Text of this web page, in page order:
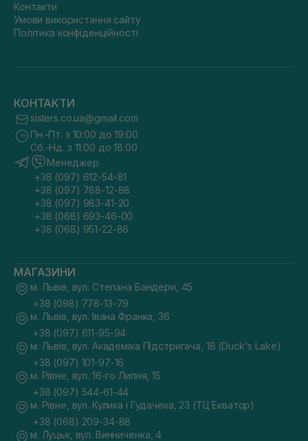
Контакти
Умови використання сайту
Політика конфіденційності
КОНТАКТИ
sisters.co.ua@gmail.com
Пн.-Пт. з 10:00 до 19:00
Сб.-Нд. з 11:00 до 18:00
Менеджер
+38 (097) 612-54-81
+38 (097) 788-12-88
+38 (097) 983-41-20
+38 (068) 693-46-00
+38 (068) 951-22-86
МАГАЗИНИ
м. Львів, вул. Степана Бандери, 45
+38 (098) 778-13-79
м. Львів, вул. Івана Франка, 36
+38 (097) 611-95-94
м. Львів, вул. Академіка Підстригача, 1В (Duck's Lake)
+38 (097) 101-97-16
м. Рівне, вул. 16-го Липня, 15
+38 (097) 544-61-44
м. Рівне, вул. Кулика і Гудачека, 23 (ТЦ Екватор)
+38 (068) 209-34-88
м. Луцьк, вул. Винниченка, 4